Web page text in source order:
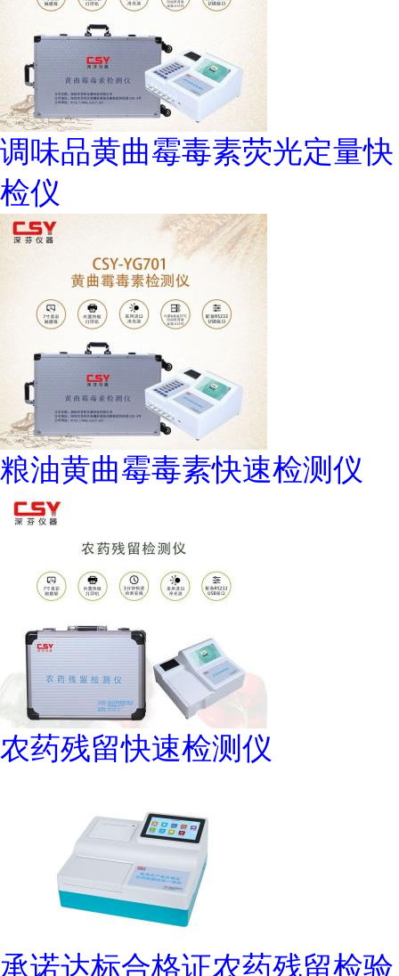
调味品黄曲霉毒素荧光定量快
检仪
粮油黄曲霉毒素快速检测仪
农药残留快速检测仪
承诺达标合格证农药残留检验